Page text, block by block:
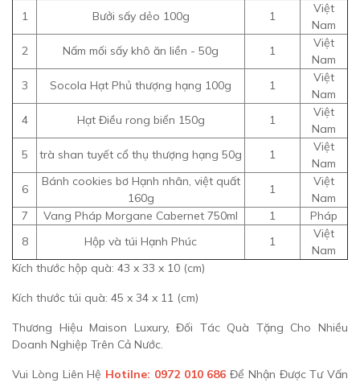
1
Bưởi sấy dẻo 100g 1
Việt
Nam
2
Nấm mối sấy khô ăn liền - 50g 1
Việt
Nam
3
Socola Hạt Phủ thượng hạng 100g 1
Việt
Nam
4
Hạt Điều rong biển 150g 1
Việt
Nam
5
trà shan tuyết cổ thụ thượng hạng 50g 1
Việt
Nam
6
Bánh cookies bơ Hạnh nhân, việt quất
160g
1
Việt
Nam
7
Vang Pháp Morgane Cabernet 750ml 1
Pháp
8
Hộp và túi Hạnh Phúc 1
Việt
Nam
Kích thước hộp quà: 43 x 33 x 10 (cm)
Kích thước túi quà: 45 x 34 x 11 (cm)
Thương Hiệu Maison Luxury, Đối Tác Quà Tặng Cho Nhiều
Doanh Nghiệp Trên Cả Nước.
Vui Lòng Liên Hệ Hotilne: 0972 010 686 Để Nhận Được Tư Vấn